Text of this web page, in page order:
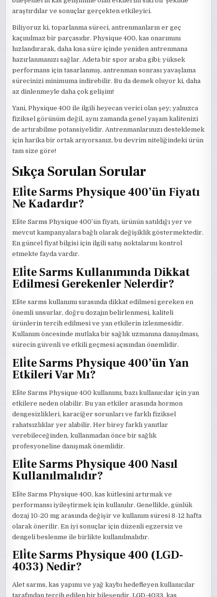
araştırdılar ve sonuçlar gerçekten etkileyici.
Biliyoruz ki, toparlanma süreci, antrenmanların er geç
kaçınılmaz bir parçasıdır. Physique 400, kas onarımını
hızlandırarak, daha kısa süre içinde yeniden antrenmana
hazırlanmanızı sağlar. Adeta bir spor araba gibi; yüksek
performans için tasarlanmış, antrenman sonrası yavaşlama
sürecinizi minimuma indirebilir. Bu da demek oluyor ki, daha
az dinlenmeyle daha çok gelişim!
Yani, Physique 400 ile ilgili heyecan verici olan şey; yalnızca
fiziksel görünüm değil, aynı zamanda genel yaşam kalitenizi
de artırabilme potansiyelidir. Antrenmanlarınızı desteklemek
için harika bir ortak arıyorsanız, bu devrim niteliğindeki ürün
tam size göre!
Sıkça Sorulan Sorular
Eli̇te Sarms Physique 400’ün Fiyatı
Ne Kadardır?
Eli̇te Sarms Physique 400’ün fiyatı, ürünün satıldığı yer ve
mevcut kampanyalara bağlı olarak değişiklik göstermektedir.
En güncel fiyat bilgisi için ilgili satış noktalarını kontrol
etmekte fayda vardır.
Eli̇te Sarms Kullanımında Dikkat
Edilmesi Gerekenler Nelerdir?
Eli̇te sarms kullanımı sırasında dikkat edilmesi gereken en
önemli unsurlar, doğru dozajın belirlenmesi, kaliteli
ürünlerin tercih edilmesi ve yan etkilerin izlenmesidir.
Kullanım öncesinde mutlaka bir sağlık uzmanına danışılması,
sürecin güvenli ve etkili geçmesi açısından önemlidir.
Eli̇te Sarms Physique 400’ün Yan
Etkileri Var Mı?
Eli̇te Sarms Physique 400 kullanımı, bazı kullanıcılar için yan
etkilere neden olabilir. Bu yan etkiler arasında hormon
dengesizlikleri, karaciğer sorunları ve farklı fiziksel
rahatsızlıklar yer alabilir. Her birey farklı yanıtlar
verebileceğinden, kullanmadan önce bir sağlık
profesyoneline danışmak önemlidir.
Eli̇te Sarms Physique 400 Nasıl
Kullanılmalıdır?
Eli̇te Sarms Physique 400, kas kütlesini artırmak ve
performansı iyileştirmek için kullanılır. Genellikle, günlük
dozaj 10-20 mg arasında değişir ve kullanım süresi 8-12 hafta
olarak önerilir. En iyi sonuçlar için düzenli egzersiz ve
dengeli beslenme ile birlikte kullanılmalıdır.
Eli̇te Sarms Physique 400 (LGD-
4033) Nedir?
Alet sarms, kas yapımı ve yağ kaybı hedefleyen kullanıcılar
tarafından tercih edilen bir bileşendir. LGD-4033, kas